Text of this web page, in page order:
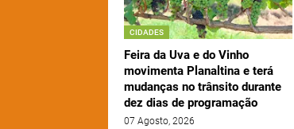
CIDADES
Feira da Uva e do Vinho
movimenta Planaltina e terá
mudanças no trânsito durante
dez dias de programação
07 Agosto, 2026